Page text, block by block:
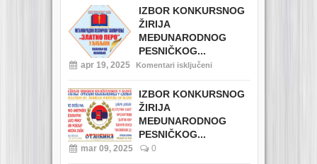
IZBOR KONKURSNOG
ŽIRIJA
MEĐUNARODNOG
PESNIČKOG...
apr 19, 2025 Komentari isključeni
IZBOR KONKURSNOG
ŽIRIJA
MEĐUNARODNOG
PESNIČKOG...
mar 09, 2025 0